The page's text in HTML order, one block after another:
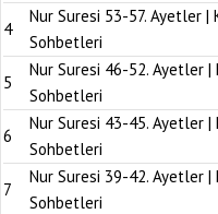
4
Nur Suresi 53-57. Ayetler |
Sohbetleri
5
Nur Suresi 46-52. Ayetler |
Sohbetleri
6
Nur Suresi 43-45. Ayetler |
Sohbetleri
7
Nur Suresi 39-42. Ayetler |
Sohbetleri